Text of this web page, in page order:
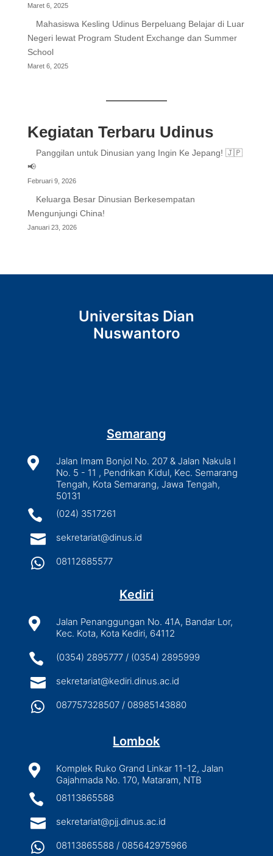
Maret 6, 2025
Mahasiswa Kesling Udinus Berpeluang Belajar di Luar
Negeri lewat Program Student Exchange dan Summer
School
Maret 6, 2025
Kegiatan Terbaru Udinus
Panggilan untuk Dinusian yang Ingin Ke Jepang! 🇯🇵
📢
Februari 9, 2026
Keluarga Besar Dinusian Berkesempatan
Mengunjungi China!
Januari 23, 2026
Universitas Dian
Nuswantoro
Semarang

Jalan Imam Bonjol No. 207 & Jalan Nakula I
No. 5 - 11 , Pendrikan Kidul, Kec. Semarang
Tengah, Kota Semarang, Jawa Tengah,
50131
 (024) 3517261
 sekretariat@dinus.id
 08112685577
Kediri

Jalan Penanggungan No. 41A, Bandar Lor,
Kec. Kota, Kota Kediri, 64112
 (0354) 2895777 / (0354) 2895999
 sekretariat@kediri.dinus.ac.id
 087757328507 / 08985143880
Lombok

Komplek Ruko Grand Linkar 11-12, Jalan
Gajahmada No. 170, Mataram, NTB
 08113865588
 sekretariat@pjj.dinus.ac.id
 08113865588 / 085642975966